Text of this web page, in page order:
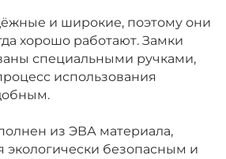
и широкие, поэтому они
хорошо работают. Замки
специальными ручками,
использования
из ЭВА материала,
экологически безопасным и